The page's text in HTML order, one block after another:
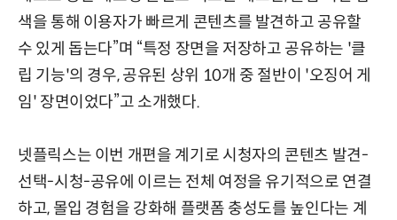
색을 통해 이용자가 빠르게 콘텐츠를 발견하고 공유할
수 있게 돕는다”며 “특정 장면을 저장하고 공유하는 '클
립 기능'의 경우, 공유된 상위 10개 중 절반이 '오징어 게
임' 장면이었다”고 소개했다.
넷플릭스는 이번 개편을 계기로 시청자의 콘텐츠 발견-
선택-시청-공유에 이르는 전체 여정을 유기적으로 연결
하고, 몰입 경험을 강화해 플랫폼 충성도를 높인다는 계